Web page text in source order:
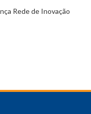
Rede de Inovação